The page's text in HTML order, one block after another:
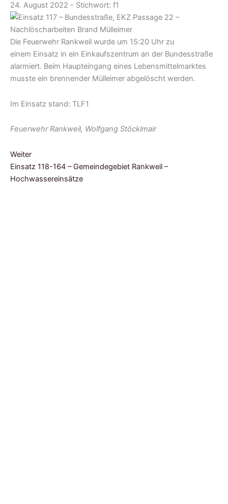
24. August 2022 - Stichwort: f1
Die Feuerwehr Rankweil wurde um 15:20 Uhr zu
einem Einsatz in ein Einkaufszentrum an der Bundesstraße
alarmiert. Beim Haupteingang eines Lebensmittelmarktes
musste ein brennender Mülleimer abgelöscht werden.
Im Einsatz stand: TLF1
Feuerwehr Rankweil, Wolfgang Stöcklmair
Weiter
Einsatz 118-164 – Gemeindegebiet Rankweil –
Hochwassereinsätze